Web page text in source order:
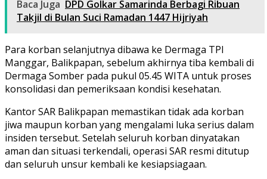
Baca Juga DPD Golkar Samarinda Berbagi Ribuan
Takjil di Bulan Suci Ramadan 1447 Hijriyah
Para korban selanjutnya dibawa ke Dermaga TPI
Manggar, Balikpapan, sebelum akhirnya tiba kembali di
Dermaga Somber pada pukul 05.45 WITA untuk proses
konsolidasi dan pemeriksaan kondisi kesehatan.
Kantor SAR Balikpapan memastikan tidak ada korban
jiwa maupun korban yang mengalami luka serius dalam
insiden tersebut. Setelah seluruh korban dinyatakan
aman dan situasi terkendali, operasi SAR resmi ditutup
dan seluruh unsur kembali ke kesiapsiagaan.